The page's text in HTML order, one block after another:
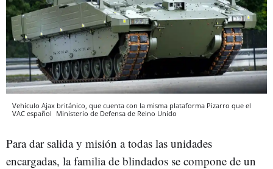
Vehículo Ajax británico, que cuenta con la misma plataforma Pizarro que el
VAC español Ministerio de Defensa de Reino Unido
Para dar salida y misión a todas las unidades
encargadas, la familia de blindados se compone de un